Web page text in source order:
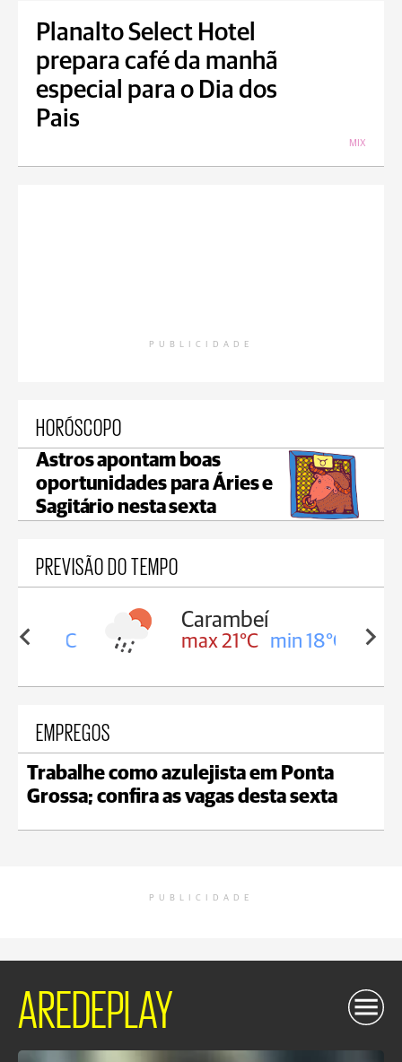
Planalto Select Hotel
prepara café da manhã
especial para o Dia dos
Pais
MIX
PUBLICIDADE
HORÓSCOPO
Astros apontam boas
oportunidades para Áries e
Sagitário nesta sexta
PREVISÃO DO TEMPO
18°C
Carambeí
max 21°C min 18°C
EMPREGOS
Trabalhe como azulejista em Ponta
Grossa; confira as vagas desta sexta
PUBLICIDADE
AREDEPLAY